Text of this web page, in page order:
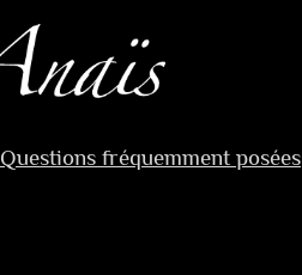
Questions fréquemment posées